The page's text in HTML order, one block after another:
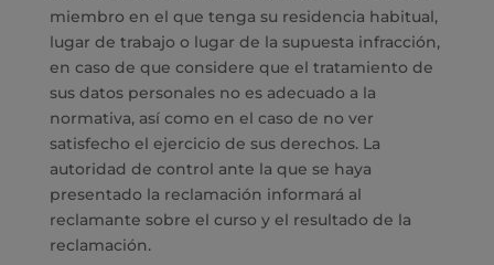
miembro en el que tenga su residencia habitual,
lugar de trabajo o lugar de la supuesta infracción,
en caso de que considere que el tratamiento de
sus datos personales no es adecuado a la
normativa, así como en el caso de no ver
satisfecho el ejercicio de sus derechos. La
autoridad de control ante la que se haya
presentado la reclamación informará al
reclamante sobre el curso y el resultado de la
reclamación.